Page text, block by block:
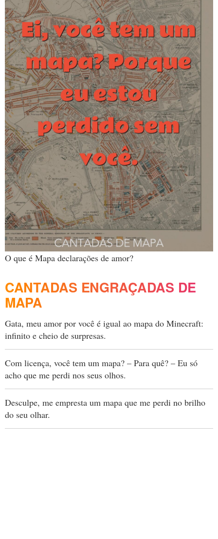
O que é Mapa declarações de amor?
CANTADAS ENGRAÇADAS DE
MAPA
Gata, meu amor por você é igual ao mapa do Minecraft:
infinito e cheio de surpresas.
Com licença, você tem um mapa? – Para quê? – Eu só
acho que me perdi nos seus olhos.
Desculpe, me empresta um mapa que me perdi no brilho
do seu olhar.